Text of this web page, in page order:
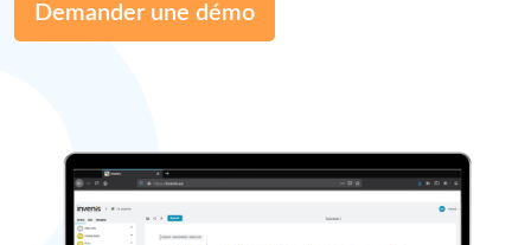
Demander une démo